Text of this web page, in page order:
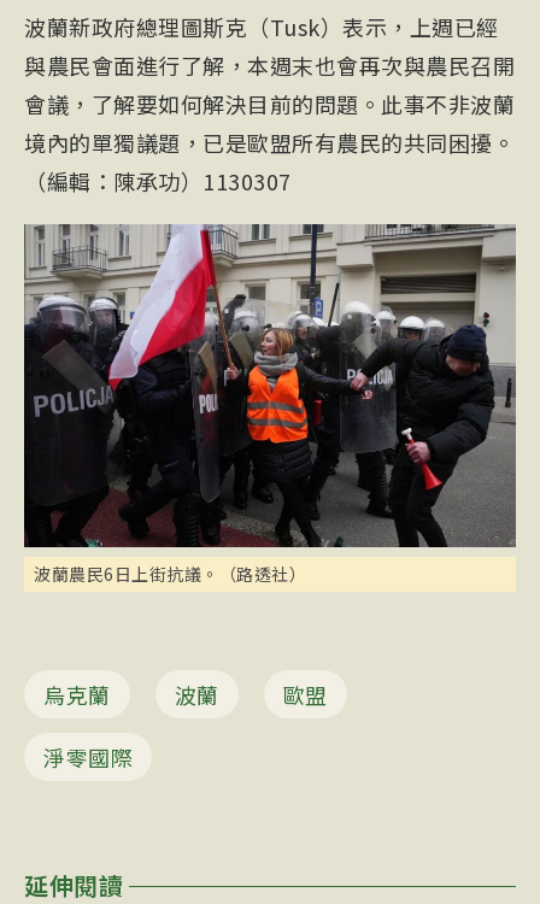
波蘭新政府總理圖斯克（Tusk）表示，上週已經
與農民會面進行了解，本週末也會再次與農民召開
會議，了解要如何解決目前的問題。此事不非波蘭
境內的單獨議題，已是歐盟所有農民的共同困擾。
（編輯：陳承功）1130307
波蘭農民6日上街抗議。（路透社）
烏克蘭 波蘭
歐盟
淨零國際
延伸閱讀